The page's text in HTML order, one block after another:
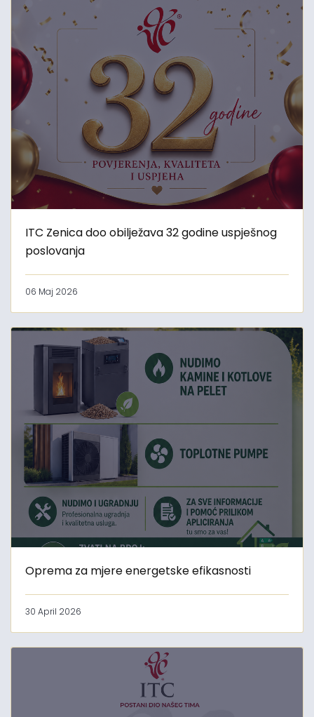
ITC Zenica doo obilježava 32 godine uspješnog
poslovanja
06 Maj 2026
Oprema za mjere energetske efikasnosti
30 April 2026